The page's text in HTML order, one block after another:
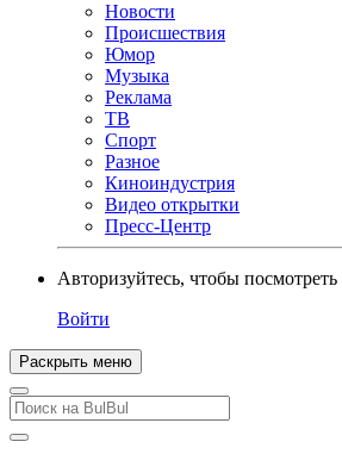
Новости
Происшествия
Юмор
Музыка
Реклама
ТВ
Спорт
Разное
Киноиндустрия
Видео открытки
Пресс-Центр
Авторизуйтесь, чтобы посмотреть
Войти
Раскрыть меню